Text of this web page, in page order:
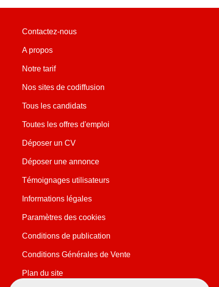
Contactez-nous
A propos
Notre tarif
Nos sites de codiffusion
Tous les candidats
Toutes les offres d'emploi
Déposer un CV
Déposer une annonce
Témoignages utilisateurs
Informations légales
Paramètres des cookies
Conditions de publication
Conditions Générales de Vente
Plan du site